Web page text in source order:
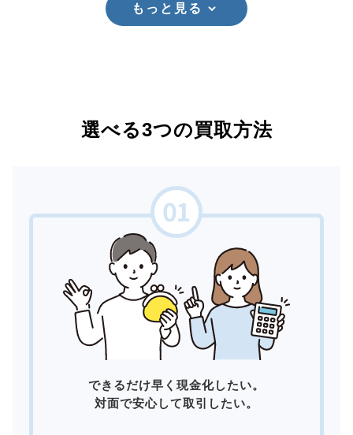
もっと見る
選べる3つの買取方法
できるだけ早く現金化したい。
対面で安心して取引したい。